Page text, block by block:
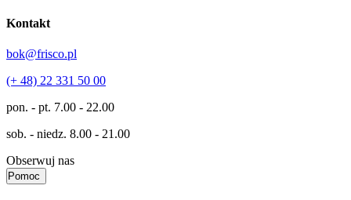
Kontakt
bok@frisco.pl
(+ 48) 22 331 50 00
pon. - pt. 7.00 - 22.00
sob. - niedz. 8.00 - 21.00
Obserwuj nas
Pomoc